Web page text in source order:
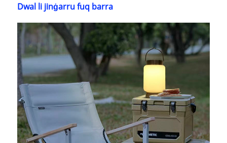
Dwal li jinġarru fuq barra